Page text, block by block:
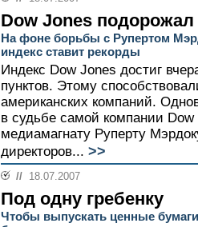
Dow Jones подорожал
На фоне борьбы с Рупертом
индекс ставит рекорды
Индекс Dow Jones достиг
пунктов. Этому
американских компаний.
в судьбе самой компании
медиамагнату Руперту
директоров... >>
// 18.07.2007
Под одну гребенку
Чтобы выпускать ценные